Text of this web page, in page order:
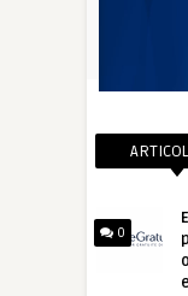
0